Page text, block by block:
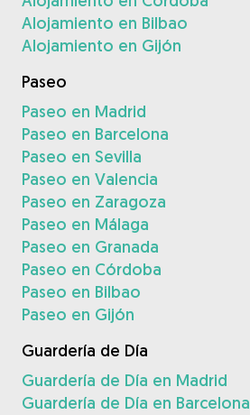
Alojamiento en Bilbao
Alojamiento en Gijón
Paseo
Paseo en Madrid
Paseo en Barcelona
Paseo en Sevilla
Paseo en Valencia
Paseo en Zaragoza
Paseo en Málaga
Paseo en Granada
Paseo en Córdoba
Paseo en Bilbao
Paseo en Gijón
Guardería de Día
Guardería de Día en Madrid
Guardería de Día en Barcelona